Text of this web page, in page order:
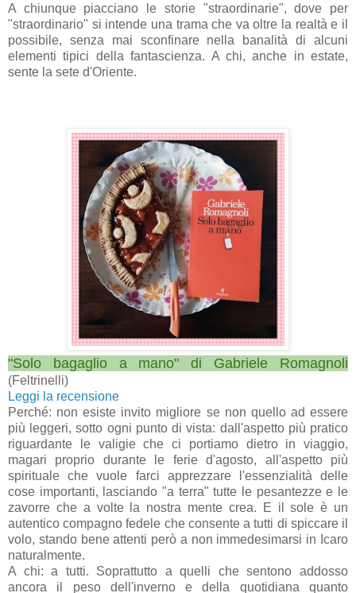
A chiunque piacciano le storie "straordinarie", dove per
"straordinario" si intende una trama che va oltre la realtà e il
possibile, senza mai sconfinare nella banalità di alcuni
elementi tipici della fantascienza. A chi, anche in estate,
sente la sete d'Oriente.
"Solo bagaglio a mano" di Gabriele Romagnoli
(Feltrinelli)
Leggi la recensione
Perché: non esiste invito migliore se non quello ad essere
più leggeri, sotto ogni punto di vista: dall'aspetto più pratico
riguardante le valigie che ci portiamo dietro in viaggio,
magari proprio durante le ferie d'agosto, all'aspetto più
spirituale che vuole farci apprezzare l'essenzialità delle
cose importanti, lasciando "a terra" tutte le pesantezze e le
zavorre che a volte la nostra mente crea. E il sole è un
autentico compagno fedele che consente a tutti di spiccare il
volo, stando bene attenti però a non immedesimarsi in Icaro
naturalmente.
A chi: a tutti. Soprattutto a quelli che sentono addosso
ancora il peso dell'inverno e della quotidiana quanto